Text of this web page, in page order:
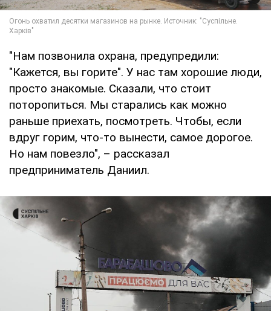
"Нам позвонила охрана, предупредили:
"Кажется, вы горите". У нас там хорошие люди,
просто знакомые. Сказали, что стоит
поторопиться. Мы старались как можно
раньше приехать, посмотреть. Чтобы, если
вдруг горим, что-то вынести, самое дорогое.
Но нам повезло", – рассказал
предприниматель Даниил.